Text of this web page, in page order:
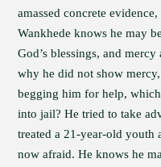
amassed concrete
Wankhede knows he may
God’s blessings, and
why he did not show
begging him for help,
into jail? He tried to take
treated a 21-year-old youth
now afraid. He knows he